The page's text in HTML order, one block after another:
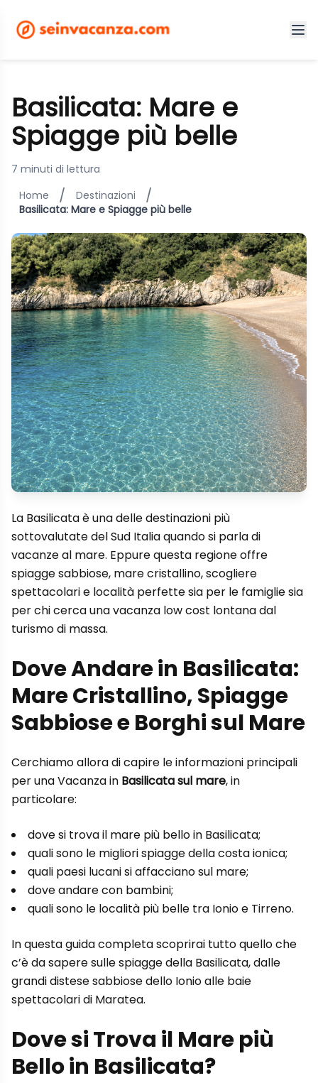
Basilicata: Mare e
Spiagge più belle
7 minuti di lettura
Home
/ Destinazioni /
Basilicata: Mare e Spiagge più belle
La Basilicata è una delle destinazioni più
sottovalutate del Sud Italia quando si parla di
vacanze al mare. Eppure questa regione offre
spiagge sabbiose, mare cristallino, scogliere
spettacolari e località perfette sia per le famiglie sia
per chi cerca una vacanza low cost lontana dal
turismo di massa.
Dove Andare in Basilicata:
Mare Cristallino, Spiagge
Sabbiose e Borghi sul Mare
Cerchiamo allora di capire le informazioni principali
per una Vacanza in Basilicata sul mare, in
particolare:
dove si trova il mare più bello in Basilicata;
quali sono le migliori spiagge della costa ionica;
quali paesi lucani si affacciano sul mare;
dove andare con bambini;
quali sono le località più belle tra Ionio e Tirreno.
In questa guida completa scoprirai tutto quello che
c’è da sapere sulle spiagge della Basilicata, dalle
grandi distese sabbiose dello Ionio alle baie
spettacolari di Maratea.
Dove si Trova il Mare più
Bello in Basilicata?